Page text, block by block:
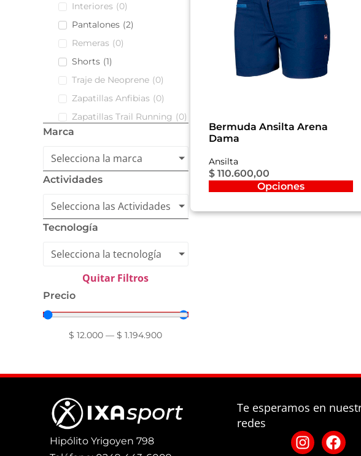
Interiores (0)
Pantalones (2)
Remeras (0)
Shorts (1)
Traje de Neoprene (0)
Zapatillas Anfibias (0)
Zapatillas Trail Running (0)
Marca
Selecciona la marca
Actividades
Selecciona las Actividades
Tecnología
Selecciona la tecnología
Quitar Filtros
Precio
$12.000 —$1.194.900
Bermuda Ansilta Arena
Dama
Ansilta
$ 110.600,00
Opciones
Hipólito Yrigoyen 798
Te esperamos en
redes